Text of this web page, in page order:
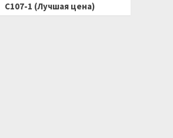
C107-1 (Лучшая цена)